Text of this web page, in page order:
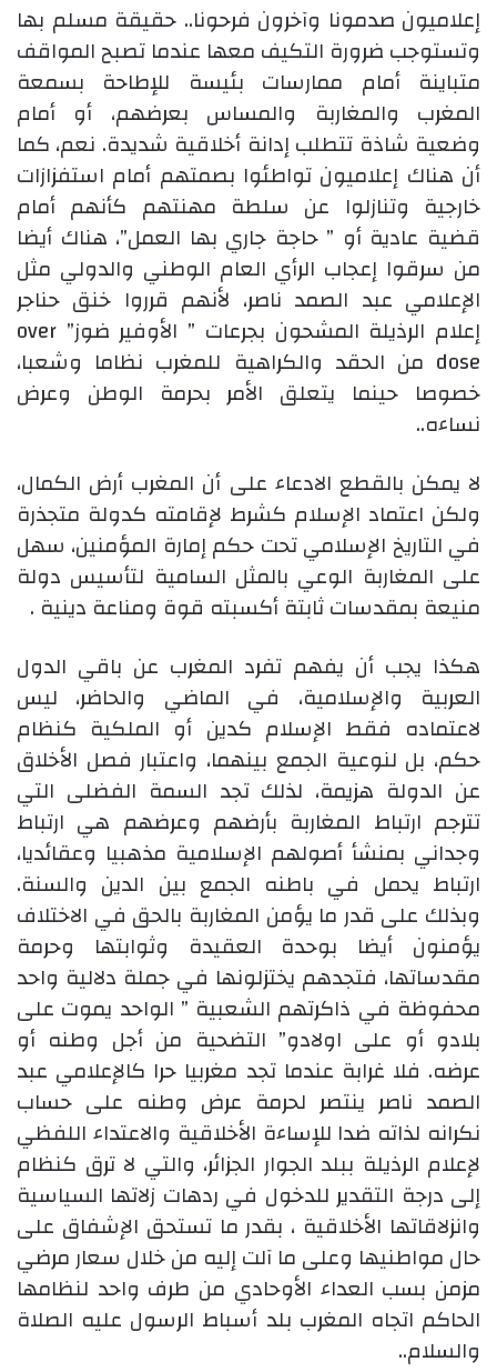
إعلاميون صدمونا وآخرون فرحونا.. حقيقة مسلم بها
وتستوجب ضرورة التكيف معها عندما تصبح المواقف
متباينة أمام ممارسات بئيسة للإطاحة بسمعة
المغرب والمغاربة والمساس بعرضهم، أو أمام
وضعية شاذة تتطلب إدانة أخلاقية شديدة. نعم، كما
أن هناك إعلاميون تواطئوا بصمتهم أمام استفزازات
خارجية وتنازلوا عن سلطة مهنتهم كأنهم أمام
قضية عادية أو ” حاجة جاري بها العمل”، هناك أيضا
من سرقوا إعجاب الرأي العام الوطني والدولي مثل
الإعلامي عبد الصمد ناصر، لأنهم قرروا خنق حناجر
إعلام الرذيلة المشحون بجرعات ” الأوفير ضوز” over
dose من الحقد والكراهية للمغرب نظاما وشعبا،
خصوصا حينما يتعلق الأمر بحرمة الوطن وعرض
نساءه..
لا يمكن بالقطع الادعاء على أن المغرب أرض الكمال،
ولكن اعتماد الإسلام كشرط لإقامته كدولة متجذرة
في التاريخ الإسلامي تحت حكم إمارة المؤمنين، سهل
على المغاربة الوعي بالمثل السامية لتأسيس دولة
منيعة بمقدسات ثابتة أكسبته قوة ومناعة دينية .
هكذا يجب أن يفهم تفرد المغرب عن باقي الدول
العربية والإسلامية، في الماضي والحاضر، ليس
لاعتماده فقط الإسلام كدين أو الملكية كنظام
حكم، بل لنوعية الجمع بينهما، واعتبار فصل الأخلاق
عن الدولة هزيمة، لذلك تجد السمة الفضلى التي
تترجم ارتباط المغاربة بأرضهم وعرضهم هي ارتباط
وجداني بمنشأ أصولهم الإسلامية مذهبيا وعقائديا،
ارتباط يحمل في باطنه الجمع بين الدين والسنة.
وبذلك على قدر ما يؤمن المغاربة بالحق في الاختلاف
يؤمنون أيضا بوحدة العقيدة وثوابتها وحرمة
مقدساتها، فتجدهم يختزلونها في جملة دلالية واحد
محفوظة في ذاكرتهم الشعبية ” الواحد يموت على
بلادو أو على اولادو” التضحية من أجل وطنه أو
عرضه. فلا غرابة عندما تجد مغربيا حرا كالإعلامي عبد
الصمد ناصر ينتصر لحرمة عرض وطنه على حساب
نكرانه لذاته ضدا للإساءة الأخلاقية والاعتداء اللفظي
لإعلام الرذيلة ببلد الجوار الجزائر، والتي لا ترق كنظام
إلى درجة التقدير للدخول في ردهات زلاتها السياسية
وانزلاقاتها الأخلاقية ، بقدر ما تستحق الإشفاق على
حال مواطنيها وعلى ما آلت إليه من خلال سعار مرضي
مزمن بسب العداء الأوحادي من طرف واحد لنظامها
الحاكم اتجاه المغرب بلد أسباط الرسول عليه الصلاة
والسلام..